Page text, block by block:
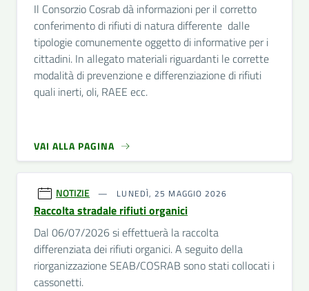
Il Consorzio Cosrab dà informazioni per il corretto
conferimento di rifiuti di natura differente dalle
tipologie comunemente oggetto di informative per i
cittadini. In allegato materiali riguardanti le corrette
modalità di prevenzione e differenziazione di rifiuti
quali inerti, oli, RAEE ecc.
VAI ALLA PAGINA
NOTIZIE LUNEDÌ, 25 MAGGIO 2026
Raccolta stradale rifiuti organici
Dal 06/07/2026 si effettuerà la raccolta
differenziata dei rifiuti organici. A seguito della
riorganizzazione SEAB/COSRAB sono stati collocati i
cassonetti.